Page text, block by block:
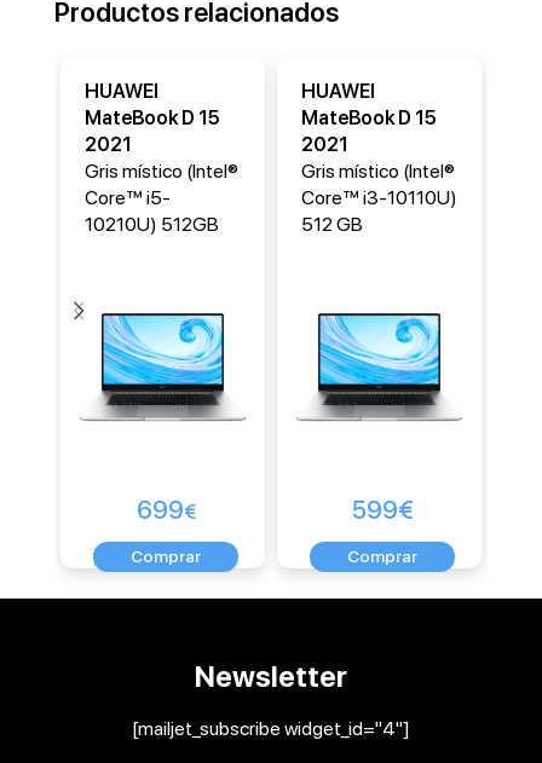
Productos relacionados
HUAWEI
MateBook D 15
2021
Gris místico (Intel®
Core™ i5-
10210U) 512GB
699€
HUAWEI
MateBook D 15
2021
Gris místico (Intel®
Core™ i3-10110U)
512 GB
599€
Newsletter
[mailjet_subscribe widget_id="4"]